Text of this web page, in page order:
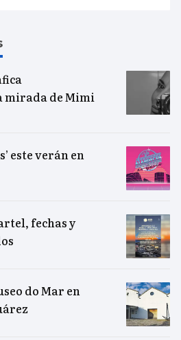
mirada de Mimi
este verán en
fechas y
do Mar en